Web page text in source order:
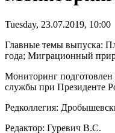
Tuesday, 23.07.2019, 10:00
Главные темы выпуска:
года; Миграционный
Мониторинг подготовлен
службы при Президенте
Редколлегия:
Редактор: Гуревич В.С.